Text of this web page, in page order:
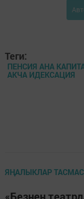
Теги:
ПЕНСИЯ АНА
АКЧА ИДЕКСАЦИЯ
ЯҢАЛЫКЛАР